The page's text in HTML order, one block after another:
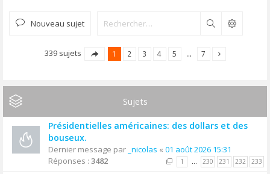
Nouveau sujet Rechercher
339 sujets 1 2 3 4 5 … 7
Sujets
Présidentielles américaines: des dollars et des
bouseux.
Dernier message par _nicolas « 01 août 2026 15:31
Réponses : 3482 1 … 230 231 232 233